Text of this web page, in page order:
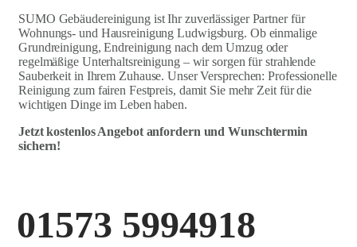
SUMO Gebäudereinigung ist Ihr zuverlässiger Partner für
Wohnungs- und Hausreinigung Ludwigsburg. Ob einmalige
Grundreinigung, Endreinigung nach dem Umzug oder
regelmäßige Unterhaltsreinigung – wir sorgen für strahlende
Sauberkeit in Ihrem Zuhause. Unser Versprechen: Professionelle
Reinigung zum fairen Festpreis, damit Sie mehr Zeit für die
wichtigen Dinge im Leben haben.
Jetzt kostenlos Angebot anfordern und Wunschtermin
sichern!
01573 5994918